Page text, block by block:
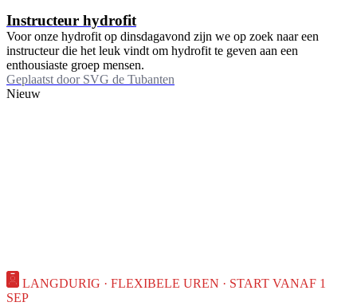
Instructeur hydrofit
Voor onze hydrofit op dinsdagavond zijn we op zoek naar een
instructeur die het leuk vindt om hydrofit te geven aan een
enthousiaste groep mensen.
Geplaatst door SVG de Tubanten
Nieuw
LANGDURIG · FLEXIBELE UREN · START VANAF 1
SEP